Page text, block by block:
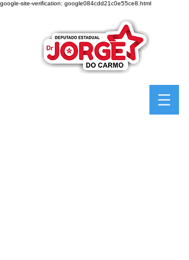
google-site-verification: google084cdd21c0e55ce8.html